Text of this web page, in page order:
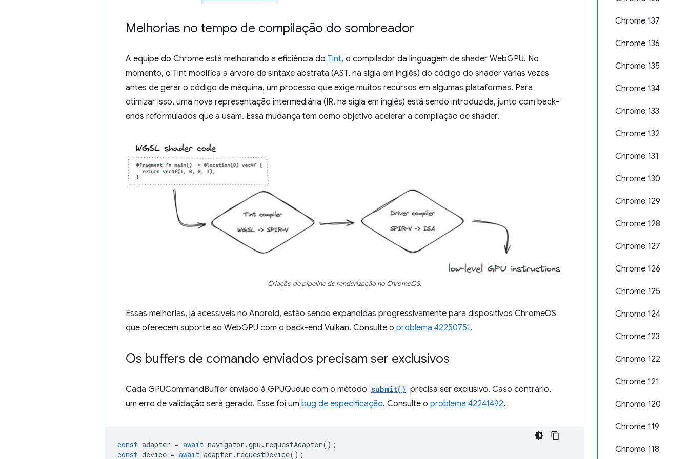
Chrome 137
Chrome 136
Chrome 135
Chrome 134
Chrome 133
Chrome 132
Chrome 131
Chrome 130
Chrome 129
Chrome 128
Chrome 127
Chrome 126
Chrome 125
Chrome 124
Chrome 123
Chrome 122
Chrome 121
Chrome 120
Chrome 119
Chrome 118
Melhorias no tempo de compilação do sombreador
A equipe do Chrome está melhorando a eficiência do Tint, o compilador da linguagem de shader WebGPU. No
momento, o Tint modifica a árvore de sintaxe abstrata (AST, na sigla em inglês) do código do shader várias vezes
antes de gerar o código de máquina, um processo que exige muitos recursos em algumas plataformas. Para
otimizar isso, uma nova representação intermediária (IR, na sigla em inglês) está sendo introduzida, junto com back-
ends reformulados que a usam. Essa mudança tem como objetivo acelerar a compilação de shader.
Criação de pipeline de renderização no ChromeOS.
Essas melhorias, já acessíveis no Android, estão sendo expandidas progressivamente para dispositivos ChromeOS
que oferecem suporte ao WebGPU com o back-end Vulkan. Consulte o problema 42250751.
Os buffers de comando enviados precisam ser exclusivos
Cada GPUCommandBuffer enviado à GPUQueue com o método submit() precisa ser exclusivo. Caso contrário,
um erro de validação será gerado. Esse foi um bug de especificação. Consulte o problema 42241492.
const adapter = await navigator .gpu . requestAdapter();
const device = await adapter . requestDevice();